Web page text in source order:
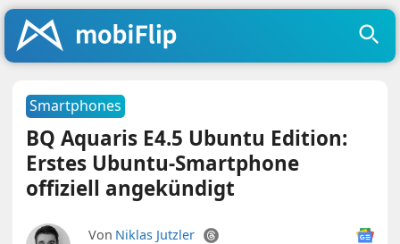
Smartphones
BQ Aquaris E4.5 Ubuntu Edition:
Erstes Ubuntu-Smartphone
offiziell angekündigt
Von Niklas Jutzler